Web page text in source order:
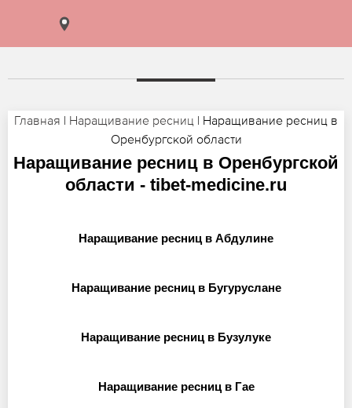
Главная | Наращивание ресниц | Наращивание ресниц в
Оренбургской области
Наращивание ресниц в Оренбургской
области - tibet-medicine.ru
Наращивание ресниц в Абдулине
Наращивание ресниц в Бугуруслане
Наращивание ресниц в Бузулуке
Наращивание ресниц в Гае